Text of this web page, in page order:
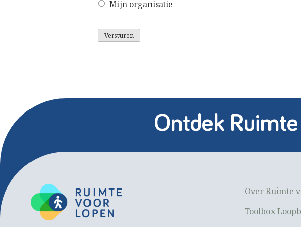
Mijn organisatie
Versturen
Ontdek
Over Ruimte
Toolbox